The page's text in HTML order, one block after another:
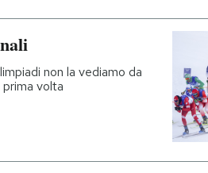
non la vediamo da
volta